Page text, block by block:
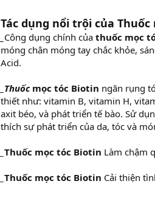
Tác dụng nổi trội của
Công dụng chính của thuốc mọc
móng chân móng tay chắc khỏe,
Acid.
_Thuốcmọc tóc Biotin ngăn rụng
thiết như: vitamin B, vitamin H,
axit béo, và phát triển tế bào. Sử
thích sự phát triển của da, tóc và
Thuốc mọc tóc Biotin Làm chậm
Thuốc mọc tóc Biotin Cải thiện